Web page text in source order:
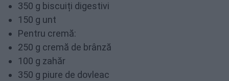
350 g biscuiți digestivi
150 g unt
Pentru cremă:
250 g cremă de brânză
100 g zahăr
350 g piure de dovleac